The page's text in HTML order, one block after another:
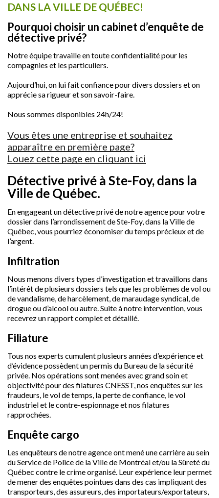
DANS LA VILLE DE QUÉBEC!
Pourquoi choisir un cabinet d’enquête de
détective privé?
Notre équipe travaille en toute confidentialité pour les
compagnies et les particuliers.
Aujourd’hui, on lui fait confiance pour divers dossiers et on
apprécie sa rigueur et son savoir-faire.
Nous sommes disponibles 24h/24!
Vous êtes une entreprise et souhaitez
apparaître en première page?
Louez cette page en cliquant ici
Détective privé à Ste-Foy, dans la
Ville de Québec.
En engageant un détective privé de notre agence pour votre
dossier dans l’arrondissement de Ste-Foy, dans la Ville de
Québec, vous pourriez économiser du temps précieux et de
l’argent.
Infiltration
Nous menons divers types d’investigation et travaillons dans
l’intérêt de plusieurs dossiers tels que les problèmes de vol ou
de vandalisme, de harcèlement, de maraudage syndical, de
drogue ou d’alcool ou autre. Suite à notre intervention, vous
recevrez un rapport complet et détaillé.
Filiature
Tous nos experts cumulent plusieurs années d’expérience et
d’évidence possèdent un permis du Bureau de la sécurité
privée. Nos opérations sont menées avec grand soin et
objectivité pour des filatures CNESST, nos enquêtes sur les
fraudeurs, le vol de temps, la perte de confiance, le vol
industriel et le contre-espionnage et nos filatures
rapprochées.
Enquête cargo
Les enquêteurs de notre agence ont mené une carrière au sein
du Service de Police de la Ville de Montréal et/ou la Sûreté du
Québec contre le crime organisé. Leur expérience leur permet
de mener des enquêtes pointues dans des cas impliquant des
transporteurs, des assureurs, des importateurs/exportateurs,